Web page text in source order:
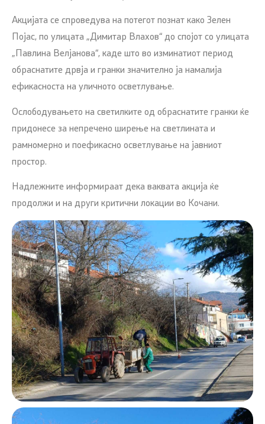
Акцијата се спроведува на потегот познат како Зелен
Појас, по улицата „Димитар Влахов“ до спојот со улицата
„Павлина Велјанова“, каде што во изминатиот период
обраснатите дрвја и гранки значително ја намалија
ефикасноста на уличното осветлување.
Ослободувањето на светилките од обраснатите гранки ќе
придонесе за непречено ширење на светлината и
рамномерно и поефикасно осветлување на јавниот
простор.
Надлежните информираат дека ваквата акција ќе
продолжи и на други критични локации во Кочани.